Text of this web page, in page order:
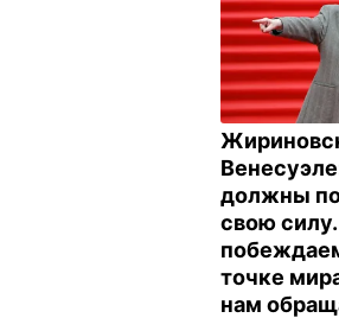
должны
свою
точке
нам